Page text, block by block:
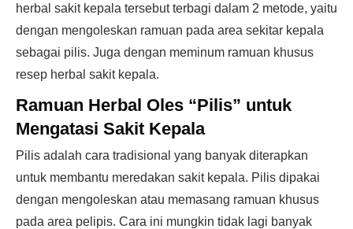
herbal sakit kepala tersebut terbagi dalam 2 metode, yaitu
dengan mengoleskan ramuan pada area sekitar kepala
sebagai pilis. Juga dengan meminum ramuan khusus
resep herbal sakit kepala.
Ramuan Herbal Oles “Pilis” untuk
Mengatasi Sakit Kepala
Pilis adalah cara tradisional yang banyak diterapkan
untuk membantu meredakan sakit kepala. Pilis dipakai
dengan mengoleskan atau memasang ramuan khusus
pada area pelipis. Cara ini mungkin tidak lagi banyak